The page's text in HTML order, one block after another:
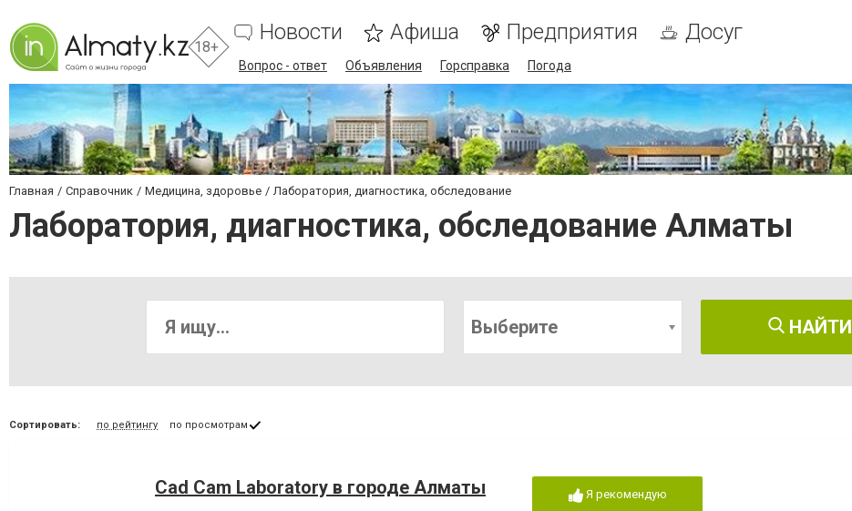
18+
Новости Афиша Предприятия Досуг
Вопрос - ответ Объявления Горсправка Погода
Главная Справочник Медицина, здоровье Лаборатория, диагностика, обследование
Лаборатория, диагностика, обследование Алматы
Выберите НАЙТИ
Сортировать: по рейтингу по просмотрам
Cad Cam Laboratory в городе Алматы Я рекомендую